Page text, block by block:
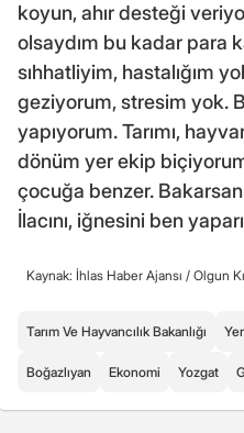
koyun, ahır desteği
olsaydım bu kadar para
sıhhatliyim, hastalığım
geziyorum, stresim yok.
yapıyorum. Tarımı,
dönüm yer ekip
çocuğa benzer.
İlacını, iğnesini ben
Kaynak: İhlas Haber Ajansı / Olgun
Tarım Ve Hayvancılık Bakanlığı
Boğazlıyan Ekonomi Yozgat